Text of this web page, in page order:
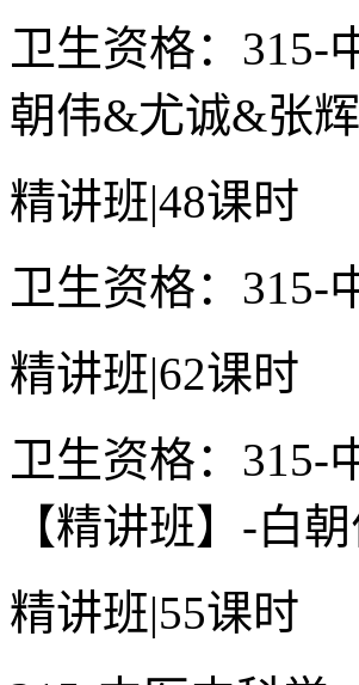
卫生资格：315-
朝伟&尤诚&张
精讲班|48课时
卫生资格：315-
精讲班|62课时
卫生资格：315-
【精讲班】-白
精讲班|55课时